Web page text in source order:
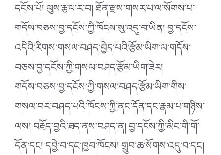
དངོས་པོ། ལུས་རྩལ་ར་བ། ཐོན་རྫས་གསར་པ་ལ་སོགས་པ་
གདོས་བཅས་བྱ་དངོས་ཀྱི་ཁོངས་སུ་འདུ་བ་ཡིན། བྱ་དངོས་
འདིའི་རིགས་གསལ་བཤད་བྱེད་པའི་རྩོམ་ཡིག་ལ་གདོས་
བཅས་བྱ་དངོས་ཀྱི་གསལ་བཤད་རྩོམ་ཡིག་ཟེར།
གདོས་བཅས་བྱ་དངོས་ཀྱི་གསལ་བཤད་རྩོམ་ཡིག་གིས་
གསལ་བར་བཤད་པའི་ཁོངས་ཀྱི་ནང་དོན་དང་རྣམ་པ་གཉིས་
ལས། བརྗོད་བྱའི་ཐད་ནས་བཤད་ན། བྱ་དངོས་ཀྱི་མིང་གི་གོ་
དོན་དང། དབྱེ་བ་དང་ཁྱབ་ཁོངས། གྲུབ་ཆ་སོགས་འདུ་བ་དང།